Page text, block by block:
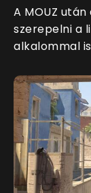
A MOUZ
szerepelni a
alkalommal